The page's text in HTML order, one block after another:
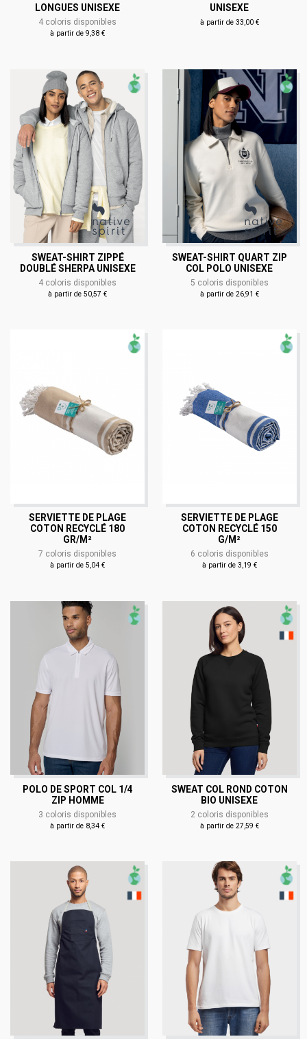
LONGUES UNISEXE
4 coloris disponibles
à partir de 9,38 €
UNISEXE
à partir de 33,00 €
SWEAT-SHIRT ZIPPÉ
DOUBLÉ SHERPA UNISEXE
4 coloris disponibles
à partir de 50,57 €
SWEAT-SHIRT QUART ZIP
COL POLO UNISEXE
5 coloris disponibles
à partir de 26,91 €
SERVIETTE DE PLAGE
COTON RECYCLÉ 180
GR/M²
7 coloris disponibles
à partir de 5,04 €
SERVIETTE DE PLAGE
COTON RECYCLÉ 150
G/M²
6 coloris disponibles
à partir de 3,19 €
POLO DE SPORT COL 1/4
ZIP HOMME
3 coloris disponibles
à partir de 8,34 €
SWEAT COL ROND COTON
BIO UNISEXE
2 coloris disponibles
à partir de 27,59 €